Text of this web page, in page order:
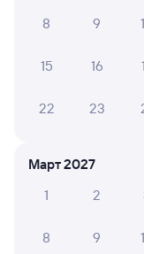
Купить жд
Вокзал
8 9
15 16
22 23
Март 2027
1
2
8 9